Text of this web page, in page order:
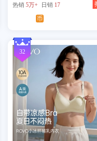
热销 5万+ 日销 17
币
32